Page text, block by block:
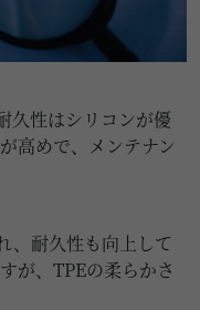
久性はシリコンが優
高めで、メンテナン
、耐久性も向上して
が、TPEの柔らかさ